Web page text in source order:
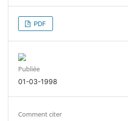
PDF
Publiée
01-03-1998
Comment citer